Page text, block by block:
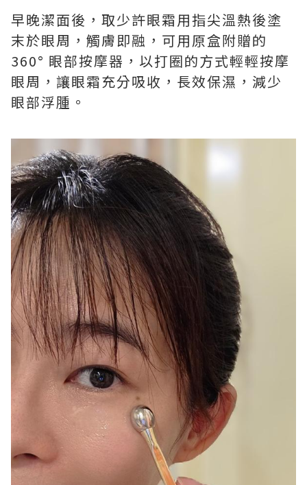
早晚潔面後，取少許眼霜用指尖溫熱後塗
末於眼周，觸膚即融，可用原盒附贈的
360° 眼部按摩器，以打圈的方式輕輕按摩
眼周，讓眼霜充分吸收，長效保濕，減少
眼部浮腫。